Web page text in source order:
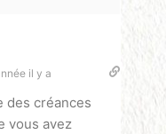
il y a
des créances
vous avez